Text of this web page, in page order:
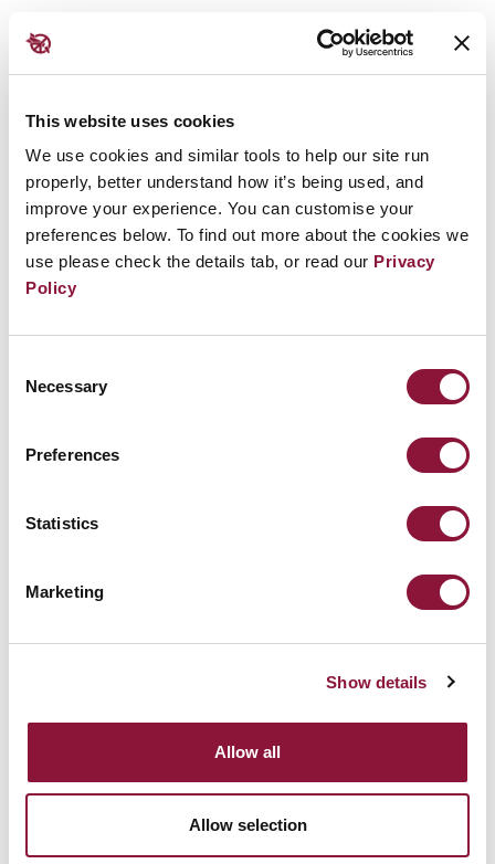
This website uses cookies
We use cookies and similar tools to help our site run
properly, better understand how it’s being used, and
improve your experience. You can customise your
preferences below. To find out more about the cookies we
use please check the details tab, or read our Privacy
Policy
Selection
Necessary
Preferences
Statistics
Marketing
Show details
Allow all
Allow selection
この核実験の作業に従事していた人びとや周辺の地
域社会に壊滅的な影響をもたらし、その影響は現在
に至るまで続いています。
同様の被害は、世界各地にある60か所以上の核実
験場においても見られます。オーストラリアやアル
ジェリアの砂漠から、カザフスタンの草原、太平洋
の環礁に至るまで、風下や下流に暮らす人びとや、
そこで働く人びとが、長年にわたり深刻な影響を受
けてきました。